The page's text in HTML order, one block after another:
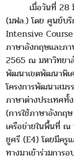
เมื่อวันที่ 28 มีน
(มฟล.) โดย ศูนย์บริ
Intensive Course
ภาษาอังกฤษและภ
2565 ณ มหาวิทยา
พัฒนาเขตพัฒนาพิเ
โครงการพัฒนาสมร
ภาษาต่างประเทศทั้
(การใช้ภาษาอังกฤ
เครือข่ายในพื้นที่ ณ
ชูศรี (E4) โดยมีครู
ทางมาเข้าร่วมการ